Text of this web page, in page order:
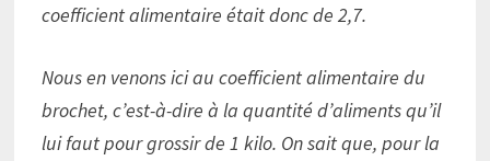
coefficient alimentaire était donc de 2,7.
Nous en venons ici au coefficient alimentaire du
brochet, c’est-à-dire à la quantité d’aliments qu’il
lui faut pour grossir de 1 kilo. On sait que, pour la